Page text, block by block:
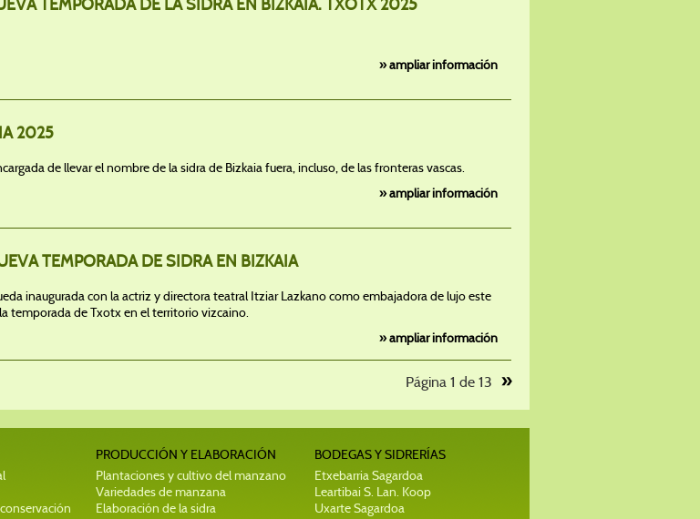
TEMPORADA DE LA SIDRA EN BIZKAIA. TXOTX 2025
» ampliar información
2025
de llevar el nombre de la sidra de Bizkaia fuera, incluso, de las fronteras vascas.
» ampliar información
TEMPORADA DE SIDRA EN BIZKAIA
inaugurada con la actriz y directora teatral Itziar Lazkano como embajadora de lujo este
temporada de Txotx en el territorio vizcaino.
» ampliar información
Página 1 de 13 »
PRODUCCIÓN Y ELABORACIÓN
Plantaciones y cultivo del manzano
Variedades de manzana
Elaboración de la sidra
BODEGAS Y SIDRERÍAS
Etxebarria Sagardoa
Leartibai S. Lan. Koop
Uxarte Sagardoa